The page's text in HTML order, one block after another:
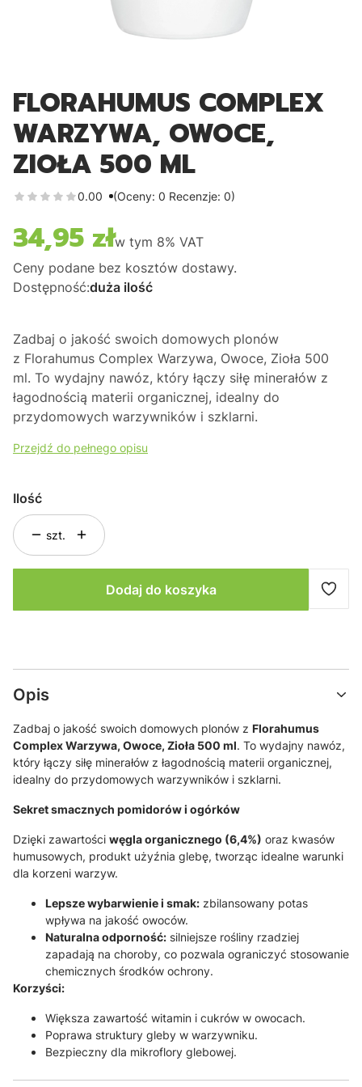
FLORAHUMUS COMPLEX
WARZYWA, OWOCE,
ZIOŁA 500 ML
0.00 (Oceny: 0 Recenzje: 0)
Cena
34,95 złw tym 8% VAT
Ceny podane bez kosztów dostawy.
Dostępność:duża ilość
Zadbaj o jakość swoich domowych plonów
z Florahumus Complex Warzywa, Owoce, Zioła 500
ml. To wydajny nawóz, który łączy siłę minerałów z
łagodnością materii organicznej, idealny do
przydomowych warzywników i szklarni.
Przejdź do pełnego opisu
Ilość
szt.
Dodaj do koszyka
Opis
Zadbaj o jakość swoich domowych plonów z Florahumus
Complex Warzywa, Owoce, Zioła 500 ml. To wydajny nawóz,
który łączy siłę minerałów z łagodnością materii organicznej,
idealny do przydomowych warzywników i szklarni.
Sekret smacznych pomidorów i ogórków
Dzięki zawartości węgla organicznego (6,4%) oraz kwasów
humusowych, produkt użyźnia glebę, tworząc idealne warunki
dla korzeni warzyw.
Lepsze wybarwienie i smak: zbilansowany potas
wpływa na jakość owoców.
Naturalna odporność: silniejsze rośliny rzadziej
zapadają na choroby, co pozwala ograniczyć stosowanie
chemicznych środków ochrony.
Korzyści:
Większa zawartość witamin i cukrów w owocach.
Poprawa struktury gleby w warzywniku.
Bezpieczny dla mikroflory glebowej.